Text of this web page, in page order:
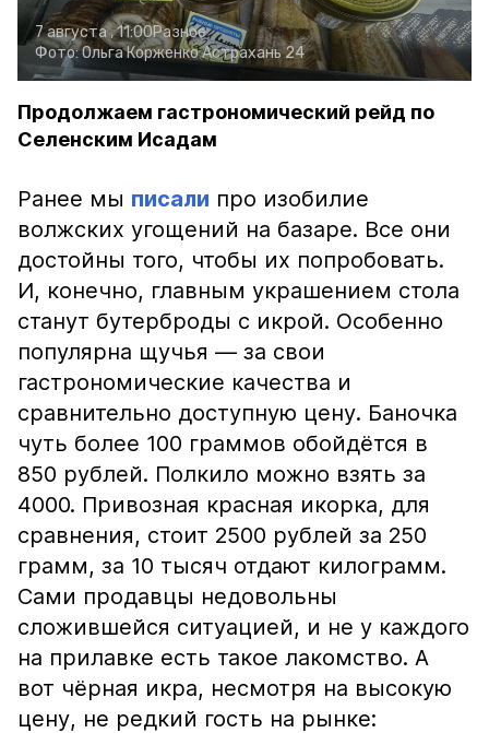
7 августа , 11:00Разное
Фото:Ольга КорженкоАстрахань 24
Продолжаем гастрономический рейд по
Селенским Исадам
Ранее мы писали про изобилие
волжских угощений на базаре. Все они
достойны того, чтобы их попробовать.
И, конечно, главным украшением стола
станут бутерброды с икрой. Особенно
популярна щучья — за свои
гастрономические качества и
сравнительно доступную цену. Баночка
чуть более 100 граммов обойдётся в
850 рублей. Полкило можно взять за
4000. Привозная красная икорка, для
сравнения, стоит 2500 рублей за 250
грамм, за 10 тысяч отдают килограмм.
Сами продавцы недовольны
сложившейся ситуацией, и не у каждого
на прилавке есть такое лакомство. А
вот чёрная икра, несмотря на высокую
цену, не редкий гость на рынке: